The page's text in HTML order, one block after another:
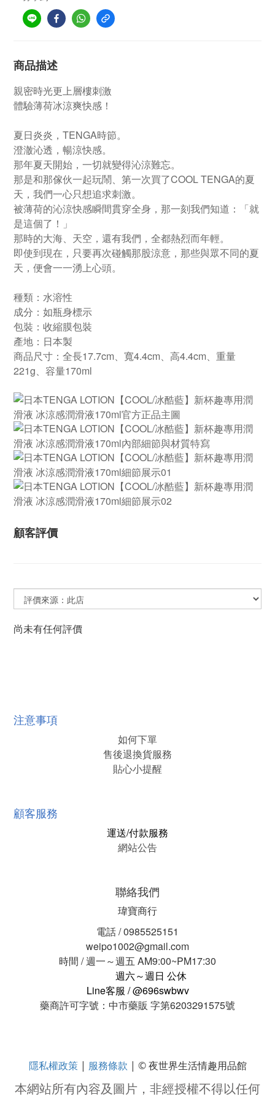
商品描述
親密時光更上層樓刺激
體驗薄荷冰涼爽快感！
夏日炎炎，TENGA時節。
澄澈沁透，暢涼快感。
那年夏天開始，一切就變得沁涼難忘。
那是和那傢伙一起玩鬧、第一次買了COOL TENGA的夏
天，我們一心只想追求刺激。
被薄荷的沁涼快感瞬間貫穿全身，那一刻我們知道：「就
是這個了！」
那時的大海、天空，還有我們，全都熱烈而年輕。
即使到現在，只要再次碰觸那股涼意，那些與眾不同的夏
天，便會一一湧上心頭。
種類：水溶性
成分：如瓶身標示
包裝：收縮膜包裝
產地：日本製
商品尺寸：全長17.7cm、寬4.4cm、高4.4cm、重量
221g、容量170ml
顧客評價
尚未有任何評價
注意事項
如何下單
售後退換貨服務
貼心小提醒
顧客服務
運送/付款服務
網站公告
聯絡我們
瑋寶商行
電話 / 0985525151
weipo1002@gmail.com
時間 / 週一～週五 AM9:00~PM17:30
週六～週日 公休
Line客服 / @696swbwv
藥商許可字號：中市藥販 字第6203291575號
隱私權政策| 服務條款 | © 夜世界生活情趣用品館
本網站所有內容及圖片，非經授權不得以任何